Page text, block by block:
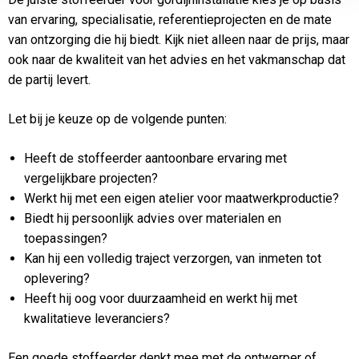
van ervaring, specialisatie, referentieprojecten en de mate
van ontzorging die hij biedt. Kijk niet alleen naar de prijs, maar
ook naar de kwaliteit van het advies en het vakmanschap dat
de partij levert.
Let bij je keuze op de volgende punten:
Heeft de stoffeerder aantoonbare ervaring met
vergelijkbare projecten?
Werkt hij met een eigen atelier voor maatwerkproductie?
Biedt hij persoonlijk advies over materialen en
toepassingen?
Kan hij een volledig traject verzorgen, van inmeten tot
oplevering?
Heeft hij oog voor duurzaamheid en werkt hij met
kwalitatieve leveranciers?